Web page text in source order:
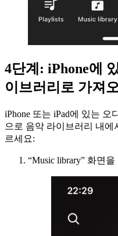
4단계: iPhone에
이브러리로 가져오
iPhone 또는 iPad에 있는
으로 음악 라이브러리 내
르세요:
“Music library” 화면을